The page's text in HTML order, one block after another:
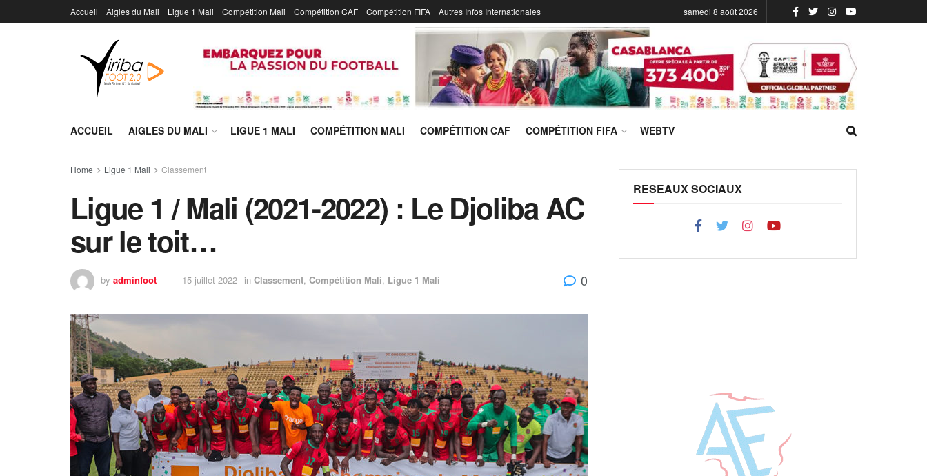
Accueil Aigles du Mali Ligue 1 Mali Compétition Mali Compétition CAF Compétition FIFA Autres Infos Internationales samedi 8 août 2026
ACCUEIL AIGLES DU MALI LIGUE 1 MALI COMPÉTITION MALI COMPÉTITION CAF COMPÉTITION FIFA WEBTV
Home Ligue 1 Mali Classement
Ligue 1 / Mali (2021-2022) : Le Djoliba AC
sur le toit…
by adminfoot 15 juillet 2022 in Classement, Compétition Mali, Ligue 1 Mali 0
RESEAUX SOCIAUX